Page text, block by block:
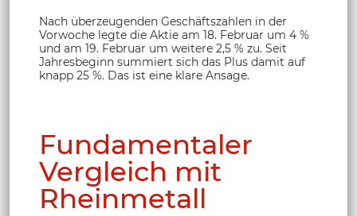
Nach überzeugenden Geschäftszahlen in der
Vorwoche legte die Aktie am 18. Februar um 4 %
und am 19. Februar um weitere 2,5 % zu. Seit
Jahresbeginn summiert sich das Plus damit auf
knapp 25 %. Das ist eine klare Ansage.
Fundamentaler
Vergleich mit
Rheinmetall